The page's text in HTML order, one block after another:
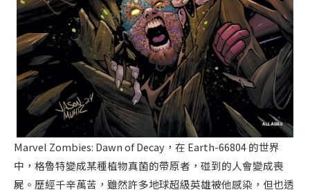
Marvel Zombies: Dawn of Decay，在 Earth-66804 的世界
中，格魯特變成某種植物真菌的帶原者，碰到的人會變成喪
屍。歷經千辛萬苦，雖然許多地球超級英雄被他感染，但也透